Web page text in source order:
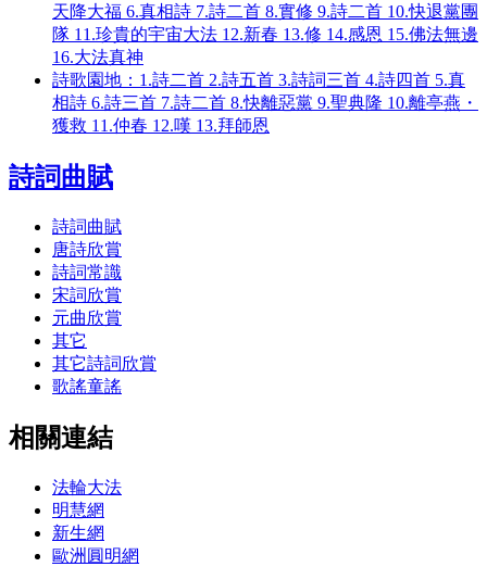
天降大福 6.真相詩 7.詩二首 8.實修 9.詩二首 10.快退黨團
隊 11.珍貴的宇宙大法 12.新春 13.修 14.感恩 15.佛法無邊
16.大法真神
詩歌園地：1.詩二首 2.詩五首 3.詩詞三首 4.詩四首 5.真
相詩 6.詩三首 7.詩二首 8.快離惡黨 9.聖典隆 10.離亭燕・
獲救 11.仲春 12.嘆 13.拜師恩
詩詞曲賦
詩詞曲賦
唐詩欣賞
詩詞常識
宋詞欣賞
元曲欣賞
其它
其它詩詞欣賞
歌謠童謠
相關連結
法輪大法
明慧網
新生網
歐洲圓明網